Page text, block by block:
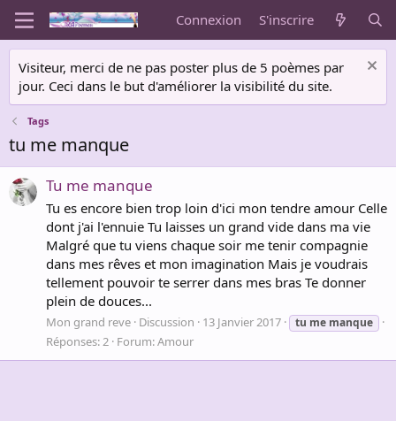
Connexion S'inscrire
Visiteur, merci de ne pas poster plus de 5 poèmes par
jour. Ceci dans le but d'améliorer la visibilité du site.
Tags
tu me manque
Tu me manque
Tu es encore bien trop loin d'ici mon tendre amour Celle
dont j'ai l'ennuie Tu laisses un grand vide dans ma vie
Malgré que tu viens chaque soir me tenir compagnie
dans mes rêves et mon imagination Mais je voudrais
tellement pouvoir te serrer dans mes bras Te donner
plein de douces...
Mon grand reve Discussion 13 Janvier 2017 tu me manque
Réponses: 2 Forum:Amour